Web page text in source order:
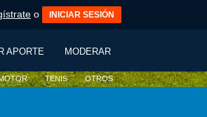
o INICIAR SESIÓN
APORTE MODERAR
TENIS OTROS